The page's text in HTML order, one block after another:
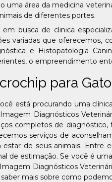
uma área da medicina
de diferentes portes.
em busca de clinica
variadas que oferecemos,
e Histopatologia
o empreendimento
para
está procurando uma
Diagnósticos
completos de
serviços de
estar de seus animais. Entre
de estimação. Se você é
Diagnósticos
saber mais sobre como